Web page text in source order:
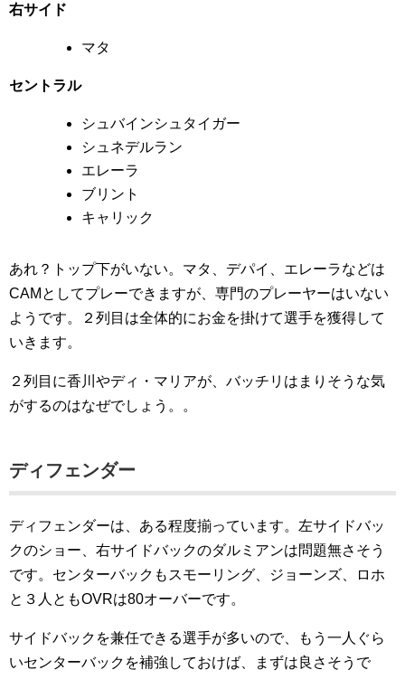
右サイド
マタ
セントラル
シュバインシュタイガー
シュネデルラン
エレーラ
ブリント
キャリック
あれ？トップ下がいない。マタ、デパイ、エレーラなどは
CAMとしてプレーできますが、専門のプレーヤーはいない
ようです。２列目は全体的にお金を掛けて選手を獲得して
いきます。
２列目に香川やディ・マリアが、バッチリはまりそうな気
がするのはなぜでしょう。。
ディフェンダー
ディフェンダーは、ある程度揃っています。左サイドバッ
クのショー、右サイドバックのダルミアンは問題無さそう
です。センターバックもスモーリング、ジョーンズ、ロホ
と３人ともOVRは80オーバーです。
サイドバックを兼任できる選手が多いので、もう一人ぐら
いセンターバックを補強しておけば、まずは良さそうで